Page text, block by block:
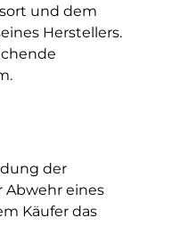
und dem
Herstellers.
der
Abwehr eines
Käufer das